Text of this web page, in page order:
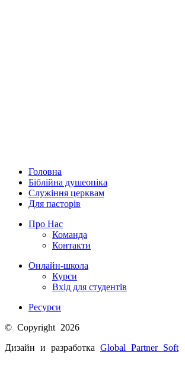
Головна
Біблійна душеопіка
Служіння церквам
Для пасторів
Про Нас
Команда
Контакти
Онлайн-школа
Курси
Вхід для студентів
Ресурси
© Copyright 2026
Дизайн и разработка Global Partner Soft